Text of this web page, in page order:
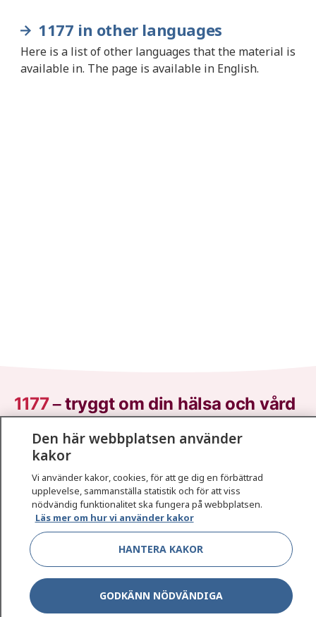
1177 in other languages
Here is a list of other languages that the material is
available in. The page is available in English.
1177–tryggt om din hälsa och vård
På 1177.se får du råd om hälsa och information om
sjukdomar och vilka mottagningar du kan kontakta.
Logga in för att läsa din journal och göra dina
vårdärenden. Ring telefonnummer 1177 för
sjukvårdsrådgivning dygnet runt.
1177 ger dig råd när du vill må bättre.
Show
Den här webbplatsen använder
kakor
Vi använder kakor, cookies, för att ge dig en förbättrad
upplevelse, sammanställa statistik och för att viss
nödvändig funktionalitet ska fungera på webbplatsen.
Läs mer om hur vi använder kakor
HANTERA KAKOR
GODKÄNN NÖDVÄNDIGA